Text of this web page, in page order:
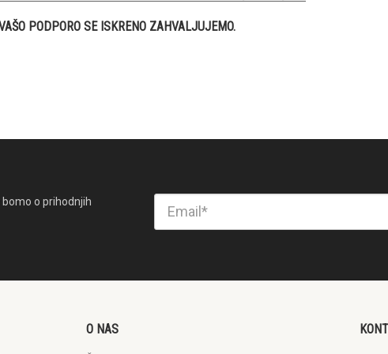
PODPORO SE ISKRENO ZAHVALJUJEMO.
o prihodnjih
O NAS